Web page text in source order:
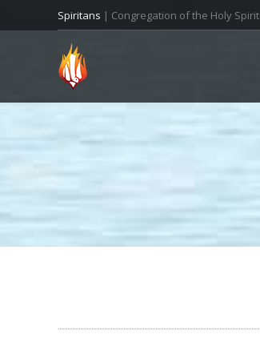
Spiritans | Congregation of the Holy Spirit